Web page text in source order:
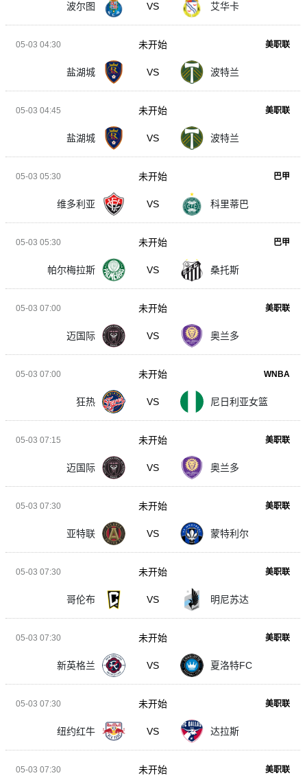
波尔图 VS 艾华卡
05-03 04:30 美职联
盐湖城 VS 波特兰
未开始
05-03 04:45 美职联
盐湖城 VS 波特兰
未开始
05-03 05:30 巴甲
维多利亚 VS 科里蒂巴
未开始
05-03 05:30 巴甲
帕尔梅拉斯 VS 桑托斯
未开始
05-03 07:00 美职联
迈国际 VS 奥兰多
未开始
05-03 07:00 WNBA
狂热 VS 尼日利亚女篮
未开始
05-03 07:15 美职联
迈国际 VS 奥兰多
未开始
05-03 07:30 美职联
亚特联 VS 蒙特利尔
未开始
05-03 07:30 美职联
哥伦布 VS 明尼苏达
未开始
05-03 07:30 美职联
新英格兰 VS 夏洛特FC
未开始
05-03 07:30 美职联
纽约红牛 VS 达拉斯
未开始
05-03 07:30 美职联
未开始